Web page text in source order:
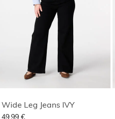
Wide Leg Jeans IVY
49,99 €